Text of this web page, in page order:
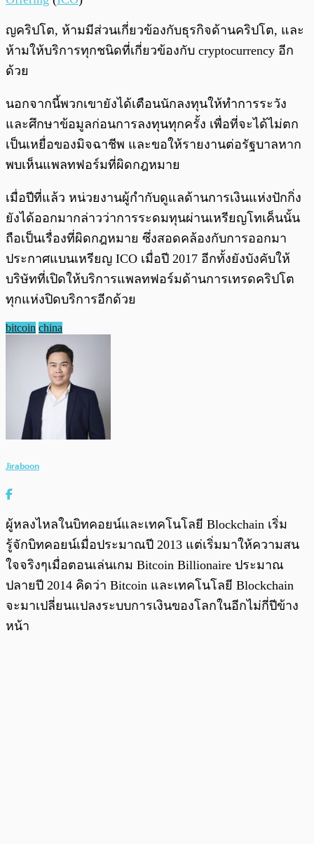
ญคริปโต, ห้ามมีส่วนเกี่ยวข้องกับธุรกิจด้านคริปโต, และ
ห้ามให้บริการทุกชนิดที่เกี่ยวข้องกับ cryptocurrency อีก
ด้วย
นอกจากนี้พวกเขายังได้เตือนนักลงทุนให้ทำการระวัง
และศึกษาข้อมูลก่อนการลงทุนทุกครั้ง เพื่อที่จะได้ไม่ตก
เป็นเหยื่อของมิจฉาชีพ และขอให้รายงานต่อรัฐบาลหาก
พบเห็นแพลทฟอร์มที่ผิดกฎหมาย
เมื่อปีที่แล้ว หน่วยงานผู้กำกับดูแลด้านการเงินแห่งปักกิ่ง
ยังได้ออกมากล่าวว่าการระดมทุนผ่านเหรียญโทเค็นนั้น
ถือเป็นเรื่องที่ผิดกฎหมาย ซึ่งสอดคล้องกับการออกมา
ประกาศแบนเหรียญ ICO เมื่อปี 2017 อีกทั้งยังบังคับให้
บริษัทที่เปิดให้บริการแพลทฟอร์มด้านการเทรดคริปโต
ทุกแห่งปิดบริการอีกด้วย
bitcoin china
Jiraboon
ผู้หลงไหลในบิทคอยน์และเทคโนโลยี Blockchain เริ่ม
รู้จักบิทคอยน์เมื่อประมาณปี 2013 แต่เริ่มมาให้ความสน
ใจจริงๆเมื่อตอนเล่นเกม Bitcoin Billionaire ประมาณ
ปลายปี 2014 คิดว่า Bitcoin และเทคโนโลยี Blockchain
จะมาเปลี่ยนแปลงระบบการเงินของโลกในอีกไม่กี่ปีข้าง
หน้า